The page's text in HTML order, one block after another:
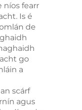
níos fearr
Is é
de
go
a
scárf
agus